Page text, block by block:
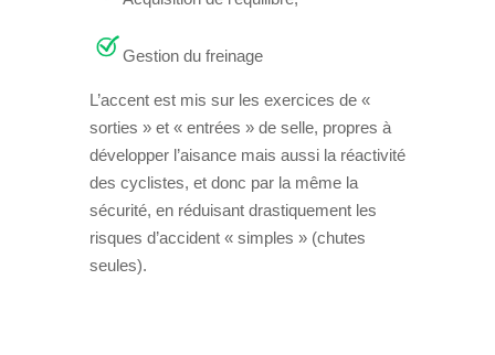
Gestion du freinage
L’accent est mis sur les exercices de «
sorties » et « entrées » de selle, propres à
développer l’aisance mais aussi la réactivité
des cyclistes, et donc par la même la
sécurité, en réduisant drastiquement les
risques d’accident « simples » (chutes
seules).